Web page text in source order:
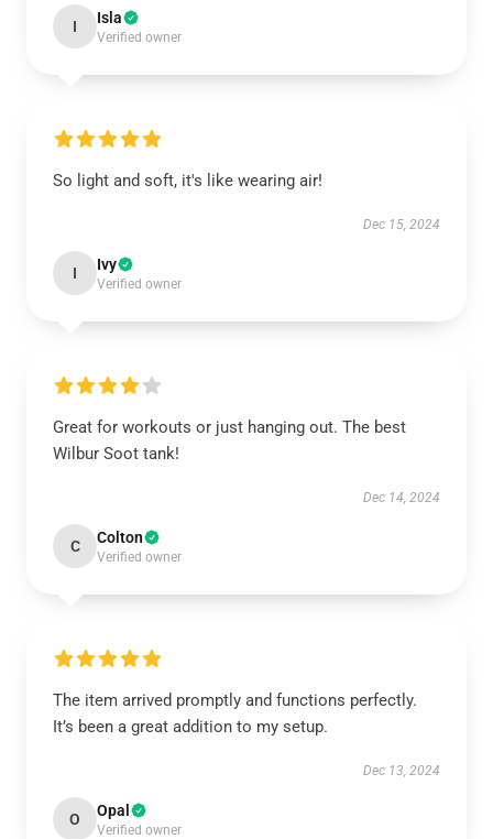
I Isla
Verified owner
So light and soft, it's like wearing air!
Dec 15, 2024
I Ivy
Verified owner
Great for workouts or just hanging out. The best
Wilbur Soot tank!
Dec 14, 2024
C Colton
Verified owner
The item arrived promptly and functions perfectly.
It’s been a great addition to my setup.
Dec 13, 2024
O Opal
Verified owner